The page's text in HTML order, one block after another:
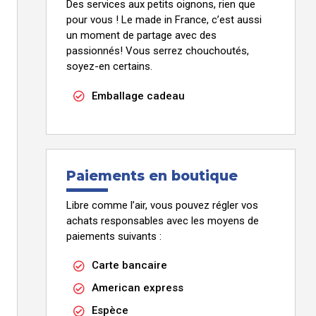
Envoyajeux
Flowrette
French Kits
Hirondelle Bijoux
Hjemme
Jnpr
L Atelier C
La Corvette
La Fabrique A Sachets
La Reine Des Prés
La Rochère
Des services aux petits oignons, rien que
pour vous ! Le made in France, c’est aussi
un moment de partage avec des
passionnés! Vous serrez chouchoutés,
soyez-en certains.
Emballage cadeau
Paiements en boutique
Libre comme l’air, vous pouvez régler vos
achats responsables avec les moyens de
paiements suivants :
Carte bancaire
American express
Espèce